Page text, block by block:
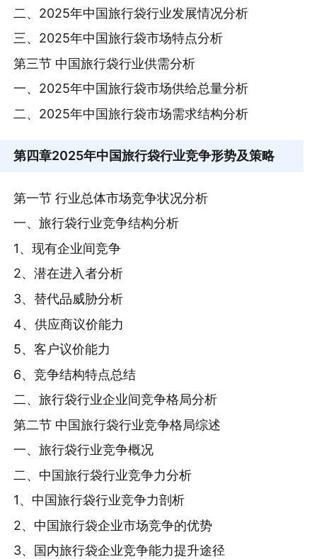
二、2025年中国旅行袋行业发展情况分析
三、2025年中国旅行袋市场特点分析
第三节 中国旅行袋行业供需分析
一、2025年中国旅行袋市场供给总量分析
二、2025年中国旅行袋市场需求结构分析
第四章2025年中国旅行袋行业竞争形势及策略
第一节 行业总体市场竞争状况分析
一、旅行袋行业竞争结构分析
1、现有企业间竞争
2、潜在进入者分析
3、替代品威胁分析
4、供应商议价能力
5、客户议价能力
6、竞争结构特点总结
二、旅行袋行业企业间竞争格局分析
第二节 中国旅行袋行业竞争格局综述
一、旅行袋行业竞争概况
二、中国旅行袋行业竞争力分析
1、中国旅行袋行业竞争力剖析
2、中国旅行袋企业市场竞争的优势
3、国内旅行袋企业竞争能力提升途径